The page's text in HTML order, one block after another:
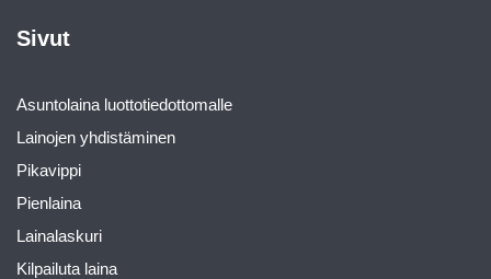
Sivut
Asuntolaina luottotiedottomalle
Lainojen yhdistäminen
Pikavippi
Pienlaina
Lainalaskuri
Kilpailuta laina